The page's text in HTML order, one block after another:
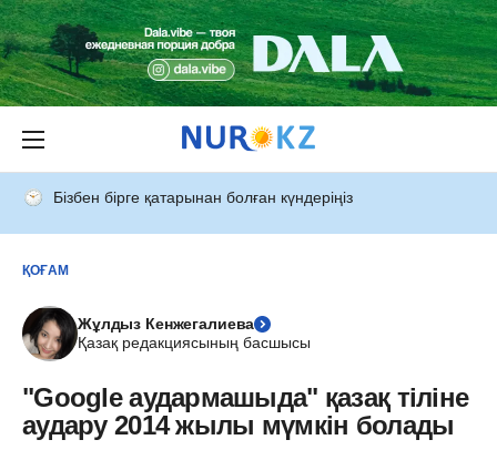
Бізбен бірге қатарынан болған күндеріңіз
ҚОҒАМ
Жұлдыз Кенжегалиева
Қазақ редакциясының басшысы
"Google аудармашыда" қазақ тiлiне
аудару 2014 жылы мүмкін болады